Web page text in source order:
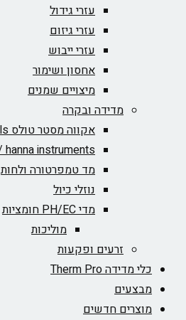
עזרי גידול
עזרי גיזום
עזרי ייבוש
אחסון ושימור
מיצויים שמנים
מדידה ובקרה
אקווה מסטר טולס Aqua Master tools
hanna instruments /מכשירים האנה
מד טמפרטורה ולחות
נוזלי כיול
מדי PH/EC חומציות
מוליכות
זרעים ופקעות
כלי מדידה Therm Pro
מבצעים
מוצרים חדשים